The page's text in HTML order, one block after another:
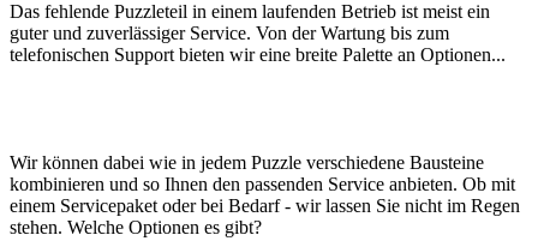
Das fehlende Puzzleteil in einem laufenden Betrieb ist meist ein
guter und zuverlässiger Service. Von der Wartung bis zum
telefonischen Support bieten wir eine breite Palette an Optionen...
Wir können dabei wie in jedem Puzzle verschiedene Bausteine
kombinieren und so Ihnen den passenden Service anbieten. Ob mit
einem Servicepaket oder bei Bedarf - wir lassen Sie nicht im Regen
stehen. Welche Optionen es gibt?